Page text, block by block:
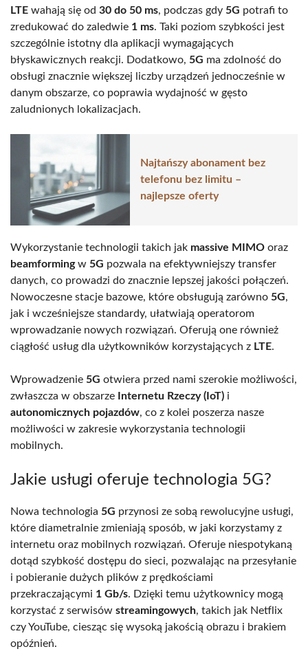
LTE wahają się od 30 do 50 ms, podczas gdy 5G potrafi to
zredukować do zaledwie 1 ms. Taki poziom szybkości jest
szczególnie istotny dla aplikacji wymagających
błyskawicznych reakcji. Dodatkowo, 5G ma zdolność do
obsługi znacznie większej liczby urządzeń jednocześnie w
danym obszarze, co poprawia wydajność w gęsto
zaludnionych lokalizacjach.
Najtańszy abonament bez
telefonu bez limitu –
najlepsze oferty
Wykorzystanie technologii takich jak massive MIMO oraz
beamformingw 5G pozwala na efektywniejszy transfer
danych, co prowadzi do znacznie lepszej jakości połączeń.
Nowoczesne stacje bazowe, które obsługują zarówno 5G,
jak i wcześniejsze standardy, ułatwiają operatorom
wprowadzanie nowych rozwiązań. Oferują one również
ciągłość usług dla użytkowników korzystających z LTE.
Wprowadzenie 5G otwiera przed nami szerokie możliwości,
zwłaszcza w obszarze
Internetu Rzeczy (IoT) i
autonomicznych pojazdów, co z kolei poszerza nasze
możliwości w zakresie wykorzystania technologii
mobilnych.
Jakie usługi oferuje technologia 5G?
Nowa technologia 5G przynosi ze sobą rewolucyjne usługi,
które diametralnie zmieniają sposób, w jaki korzystamy z
internetu oraz mobilnych rozwiązań. Oferuje niespotykaną
dotąd szybkość dostępu do sieci, pozwalając na przesyłanie
i pobieranie dużych plików z prędkościami
przekraczającymi 1 Gb/s. Dzięki temu użytkownicy mogą
korzystać z serwisów streamingowych, takich jak Netflix
czy YouTube, ciesząc się wysoką jakością obrazu i brakiem
opóźnień.